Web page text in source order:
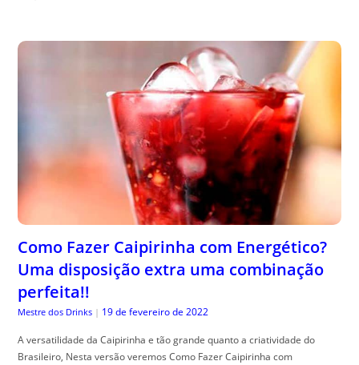
Como Fazer Caipirinha com Energético?
Uma disposição extra uma combinação
perfeita!!
Mestre dos Drinks | 19 de fevereiro de 2022
A versatilidade da Caipirinha e tão grande quanto a criatividade do
Brasileiro, Nesta versão veremos Como Fazer Caipirinha com